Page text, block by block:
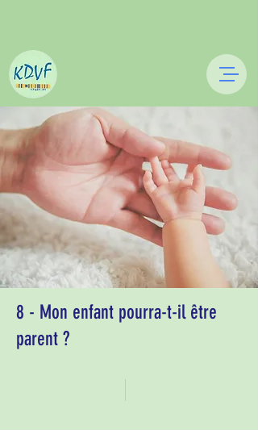
8 - Mon enfant pourra-t-il être
parent ?